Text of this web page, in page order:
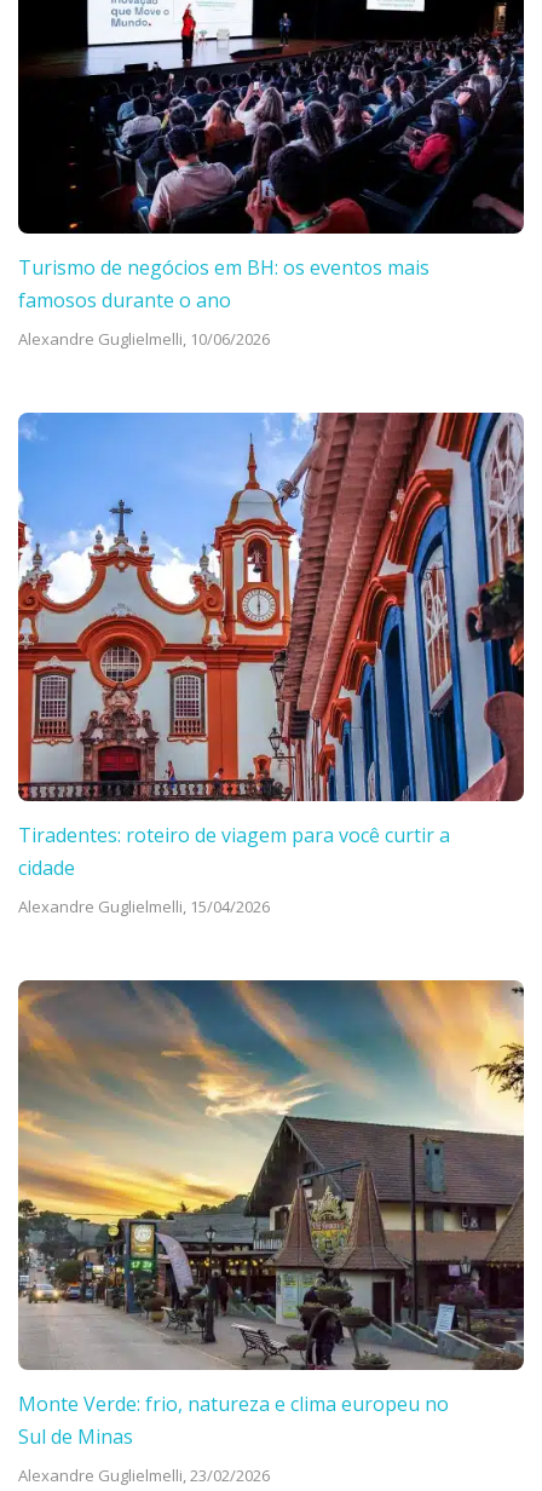
Turismo de negócios em BH: os eventos mais
famosos durante o ano
Alexandre Guglielmelli, 10/06/2026
Tiradentes: roteiro de viagem para você curtir a
cidade
Alexandre Guglielmelli, 15/04/2026
Monte Verde: frio, natureza e clima europeu no
Sul de Minas
Alexandre Guglielmelli, 23/02/2026